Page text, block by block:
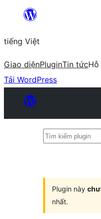
Chuyển
phần
nội
dung
tiếng Việt
Giao diệnPluginTin tức
Tải WordPress
Tìm
Plugin này
nhất.